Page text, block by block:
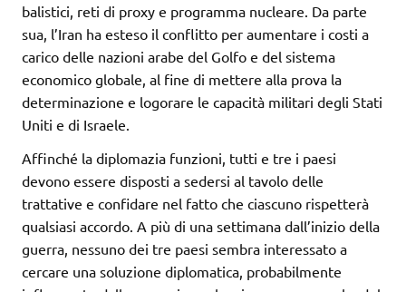
balistici, reti di proxy e programma nucleare. Da parte
sua, l’Iran ha esteso il conflitto per aumentare i costi a
carico delle nazioni arabe del Golfo e del sistema
economico globale, al fine di mettere alla prova la
determinazione e logorare le capacità militari degli Stati
Uniti e di Israele.
Affinché la diplomazia funzioni, tutti e tre i paesi
devono essere disposti a sedersi al tavolo delle
trattative e confidare nel fatto che ciascuno rispetterà
qualsiasi accordo. A più di una settimana dall’inizio della
guerra, nessuno dei tre paesi sembra interessato a
cercare una soluzione diplomatica, probabilmente